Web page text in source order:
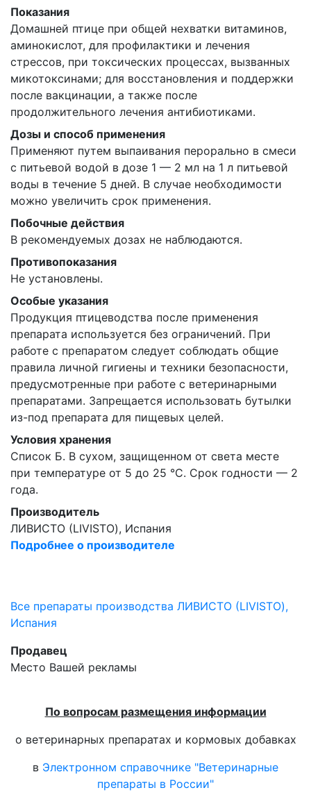
Показания
Домашней птице при общей нехватки витаминов,
аминокислот, для профилактики и лечения
стрессов, при токсических процессах, вызванных
микотоксинами; для восстановления и поддержки
после вакцинации, а также после
продолжительного лечения антибиотиками.
Дозы и способ применения
Применяют путем выпаивания перорально в смеси
с питьевой водой в дозе 1 — 2 мл на 1 л питьевой
воды в течение 5 дней. В случае необходимости
можно увеличить срок применения.
Побочные действия
В рекомендуемых дозах не наблюдаются.
Противопоказания
Не установлены.
Особые указания
Продукция птицеводства после применения
препарата используется без ограничений. При
работе с препаратом следует соблюдать общие
правила личной гигиены и техники безопасности,
предусмотренные при работе с ветеринарными
препаратами. Запрещается использовать бутылки
из-под препарата для пищевых целей.
Условия хранения
Список Б. В сухом, защищенном от света месте
при температуре от 5 до 25 °С. Срок годности — 2
года.
Производитель
ЛИВИСТО (LIVISTO), Испания
Подробнее о производителе
Все препараты производства ЛИВИСТО (LIVISTO),
Испания
Продавец
Место Вашей рекламы
По вопросам размещения информации
о ветеринарных препаратах и кормовых добавках
в Электронном справочнике "Ветеринарные
препараты в России"